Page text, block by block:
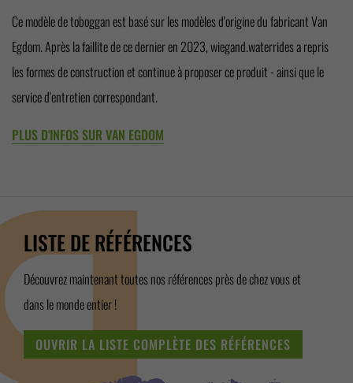
Ce modèle de toboggan est basé sur les modèles d'origine du fabricant Van
Egdom. Après la faillite de ce dernier en 2023, wiegand.waterrides a repris
les formes de construction et continue à proposer ce produit - ainsi que le
service d'entretien correspondant.
PLUS D'INFOS SUR VAN EGDOM
LISTE DE RÉFÉRENCES
Découvrez maintenant toutes nos références près de chez vous et
dans le monde entier !
OUVRIR LA LISTE COMPLÈTE DES RÉFÉRENCES